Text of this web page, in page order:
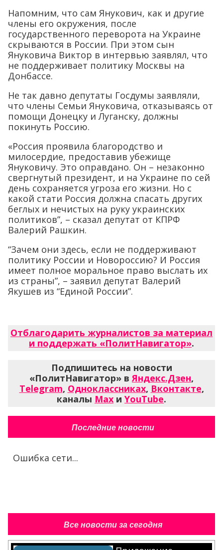
Напомним, что сам Янукович, как и другие
члены его окружения, после
государственного переворота на Украине
скрываются в России. При этом сын
Януковича Виктор в интервью заявлял, что
не поддерживает политику Москвы на
Донбассе.
Не так давно депутаты Госдумы заявляли,
что члены Семьи Януковича, отказываясь от
помощи Донецку и Луганску, должны
покинуть Россию.
«Россия проявила благородство и
милосердие, предоставив убежище
Януковичу. Это оправдано. Он – незаконно
свергнутый президент, и на Украине по сей
день сохраняется угроза его жизни. Но с
какой стати Россия должна спасать других
беглых и нечистых на руку украинских
политиков”, – сказал депутат от КПРФ
Валерий Рашкин.
“Зачем они здесь, если не поддерживают
политику России и Новороссию? И Россия
имеет полное моральное право выслать их
из страны”, – заявил депутат Валерий
Якушев из “Единой России”.
Отблагодарить журналистов за материал
и поддержать «ПолитНавигатор».
Подпишитесь на новости
«ПолитНавигатор» в Яндекс.Дзен,
Telegram, Одноклассниках, Вконтакте,
каналы Max и YouTube.
Последние новости
Ошибка сети...
Все новости за сегодня